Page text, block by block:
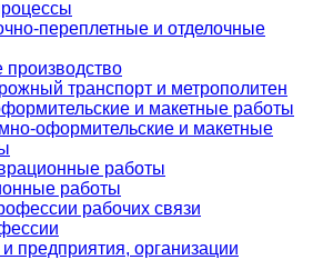
переплетные и отделочные
транспорт и метрополитен
и макетные работы
оформительские и макетные
работы
работы
рабочих связи
и предприятия, организации